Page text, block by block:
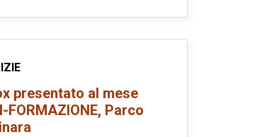
presentato al mese
FORMAZIONE, Parco